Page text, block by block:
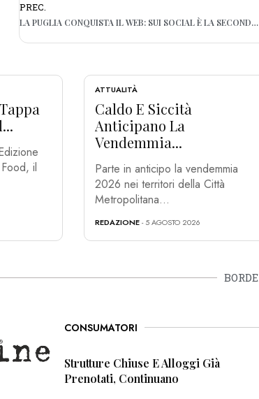
PREC.
LA PUGLIA CONQUISTA IL WEB: SUI SOCIAL È LA SECONDA REGIONE D’ITALIA
il
ATTUALITÀ
Caldo E Siccità
Anticipano La
Vendemmia...
Parte in anticipo la vendemmia
2026 nei territori della Città
Metropolitana...
REDAZIONE- 5 AGOSTO 2026
CONSUMATORI
Strutture Chiuse E Alloggi Già
Prenotati, Continuano